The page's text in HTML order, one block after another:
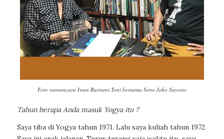
Foto wawancara Iwan Burnani Toni bersama Seno Joko Suyono
Tahun berapa Anda masuk Yogya itu ?
Saya tiba di Yogya tahun 1971. Lalu saya kuliah tahun 1972.